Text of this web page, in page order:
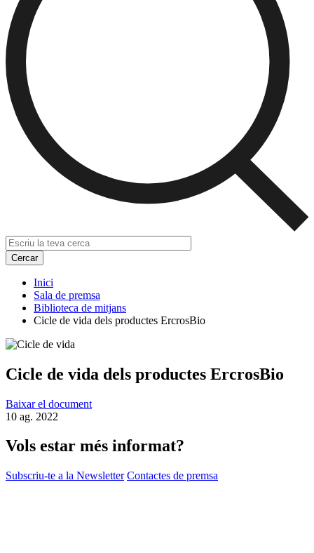
Inici
Sala de premsa
Biblioteca de mitjans
Cicle de vida dels productes ErcrosBio
Cicle de vida dels productes ErcrosBio
Baixar el document
10 ag. 2022
Vols estar més informat?
Subscriu-te a la Newsletter Contactes de premsa